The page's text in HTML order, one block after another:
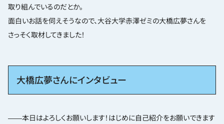
取り組んでいるのだとか。
面白いお話を伺えそうなので、大谷大学赤澤ゼミの大橋広夢さんを
さっそく取材してきました！
大橋広夢さんにインタビュー
――本日はよろしくお願いします！はじめに自己紹介をお願いできます